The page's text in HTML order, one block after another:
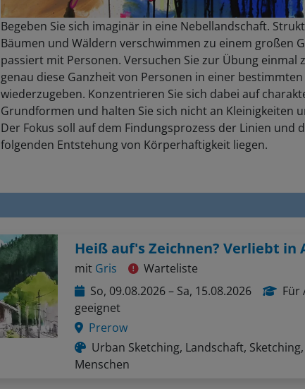
Begeben Sie sich imaginär in eine Nebellandschaft.
Bäumen und Wäldern verschwimmen zu einem großen
passiert mit Personen. Versuchen Sie zur Übung einmal
genau diese Ganzheit von Personen in einer bestimmten
wiederzugeben. Konzentrieren Sie sich dabei auf
Grundformen und halten Sie sich nicht an Kleinigkeiten
Der Fokus soll auf dem Findungsprozess der Linien und
folgenden Entstehung von Körperhaftigkeit liegen.
Heiß auf's Zeichnen? Verliebt in
mit Gris
Warteliste
So, 09.08.2026 – Sa, 15.08.2026
Für
geeignet
Prerow
Urban Sketching, Landschaft, Sketching,
Menschen